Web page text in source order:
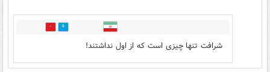
0
شرافت تنها چیزی است که از اول نداشتند!